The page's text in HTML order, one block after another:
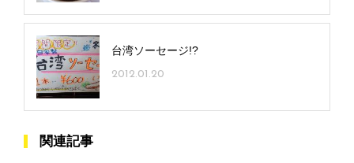
台湾ソーセージ!?
2012.01.20
関連記事